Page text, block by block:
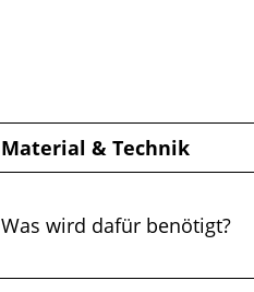
Material & Technik
Was wird dafür benötigt?